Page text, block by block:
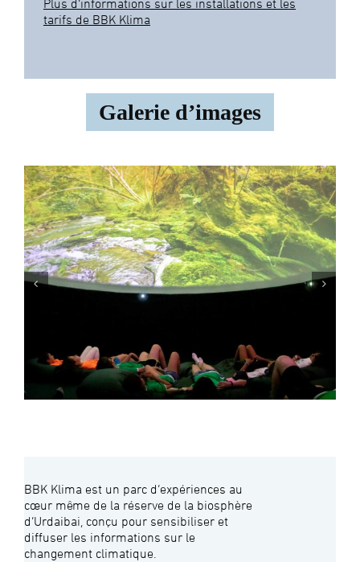
Plus d’informations sur les installations et les
tarifs de BBK Klima
Galerie d’images
BBK Klima est un parc d’expériences au
cœur même de la réserve de la biosphère
d’Urdaibai, conçu pour sensibiliser et
diffuser les informations sur le
changement climatique.